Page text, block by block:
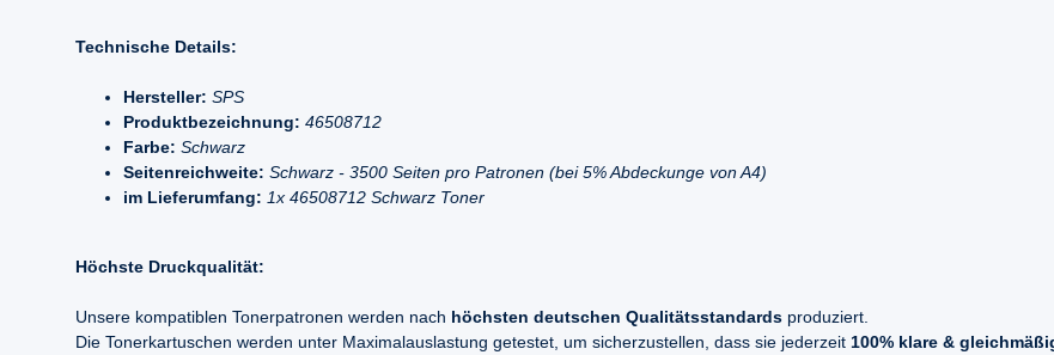
Technische Details:
Hersteller: SPS
Produktbezeichnung: 46508712
Farbe: Schwarz
Seitenreichweite: Schwarz - 3500 Seiten pro Patronen (bei 5% Abdeckunge von A4)
im Lieferumfang: 1x 46508712 Schwarz Toner
Höchste Druckqualität:
Unsere kompatiblen Tonerpatronen werden nach höchsten deutschen Qualitätsstandards produziert.
Die Tonerkartuschen werden unter Maximalauslastung getestet, um sicherzustellen, dass sie jederzeit 100% klare &